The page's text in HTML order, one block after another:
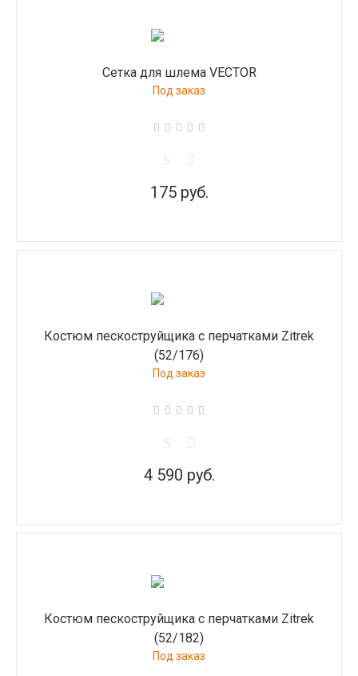
Сетка для шлема VECTOR
Под заказ
175 руб.
Костюм пескоструйщика с перчатками Zitrek
(52/176)
Под заказ
4 590 руб.
Костюм пескоструйщика с перчатками Zitrek
(52/182)
Под заказ